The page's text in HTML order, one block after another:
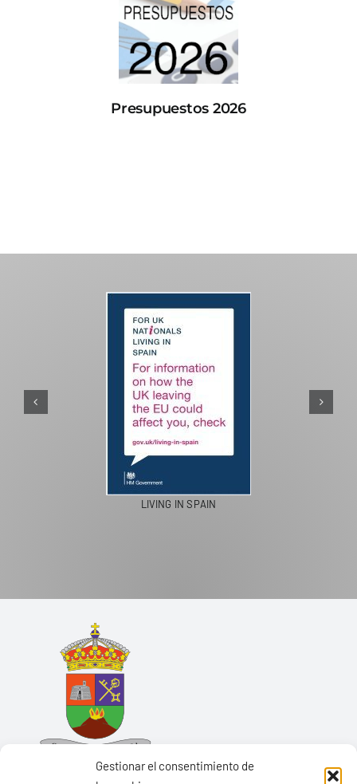
Gestionar el consentimiento de
Presupuestos 2026
LIVING IN SPAIN